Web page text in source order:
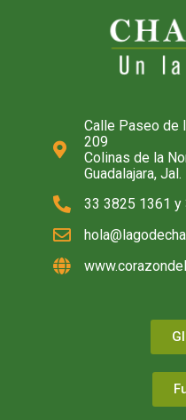
Calle Paseo de
209
Colinas de la
Guadalajara, Jal.
33 3825 1361